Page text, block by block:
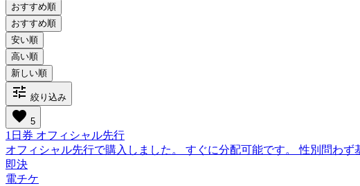
おすすめ順
tune 絞り込み
favorite 5
1日券 オフィシャル先行
オフィシャル先行で購入しました。 すぐに分配可能です。 性別問わず
即決
電チケ